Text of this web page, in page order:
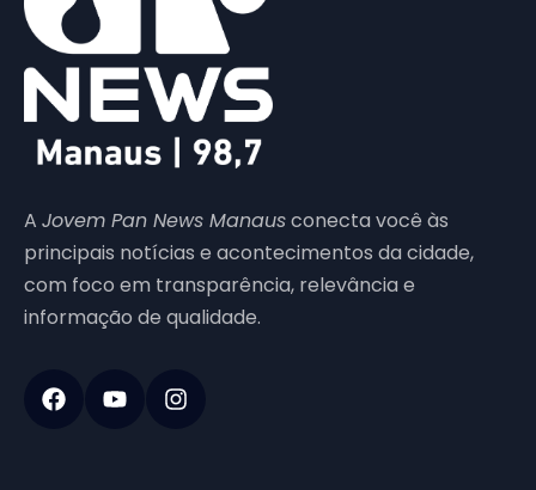
A Jovem Pan News Manausconecta você às
principais notícias e acontecimentos da cidade,
com foco em transparência, relevância e
informação de qualidade.